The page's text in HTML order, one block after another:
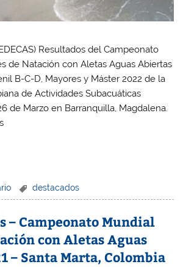
Resultados del Campeonato
de Natación con Aletas Aguas Abiertas
B-C-D, Mayores y Máster 2022 de la
de Actividades Subacuáticas
de Marzo en Barranquilla, Magdalena.
destacados
– Campeonato Mundial
con Aletas Aguas
– Santa Marta, Colombia